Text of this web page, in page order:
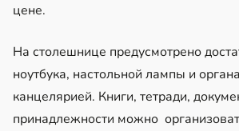
цене.
На столешнице предусмотрено
ноутбука, настольной лампы и
канцелярией. Книги, тетради,
принадлежности можно